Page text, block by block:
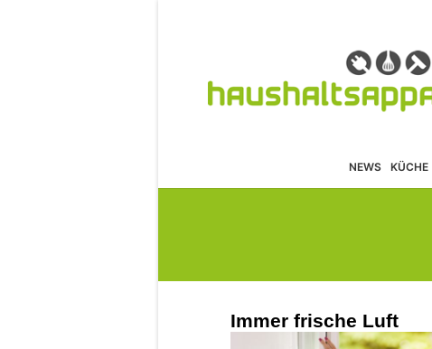
NEWS KÜCHE
Immer frische Luft